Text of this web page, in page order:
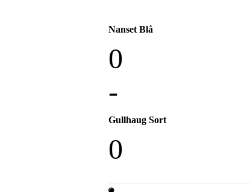
Nanset Blå
0
-
Gullhaug Sort
0